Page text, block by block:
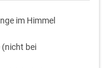
im Himmel
(nicht bei